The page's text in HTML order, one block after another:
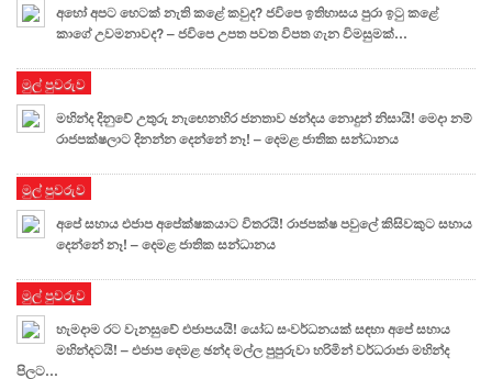
අහෝ අපට හෙටක් නැති කළේ කවුද? ජවිපෙ ඉතිහාසය පුරා ඉටු කළේ
කාගේ උවමනාවද? – ජවිපෙ උපත පවත විපත ගැන විමසුමක්…
මුල් පුවරුව
මහින්ද දිනුවේ උතුරු නැඟෙනහිර ජනතාව ඡන්දය නොදුන් නිසායි! මෙදා නම්
රාජපක්ෂලාට දිනන්න දෙන්නේ නෑ! – දෙමළ ජාතික සන්ධානය
මුල් පුවරුව
අපේ සහාය එජාප අපේක්ෂකයාට විතරයි! රාජපක්ෂ පවුලේ කිසිවකුට සහාය
දෙන්නේ නෑ! – දෙමළ ජාතික සන්ධානය
මුල් පුවරුව
හැමදාම රට වැනසුවේ එජාපයයි! යෝධ සංවර්ධනයක් සඳහා අපේ සහාය
මහින්දටයි! – එජාප දෙමළ ඡන්ද මල්ල පුපුරුවා හරිමින් වර්ධරාජා මහින්ද
පිලට…